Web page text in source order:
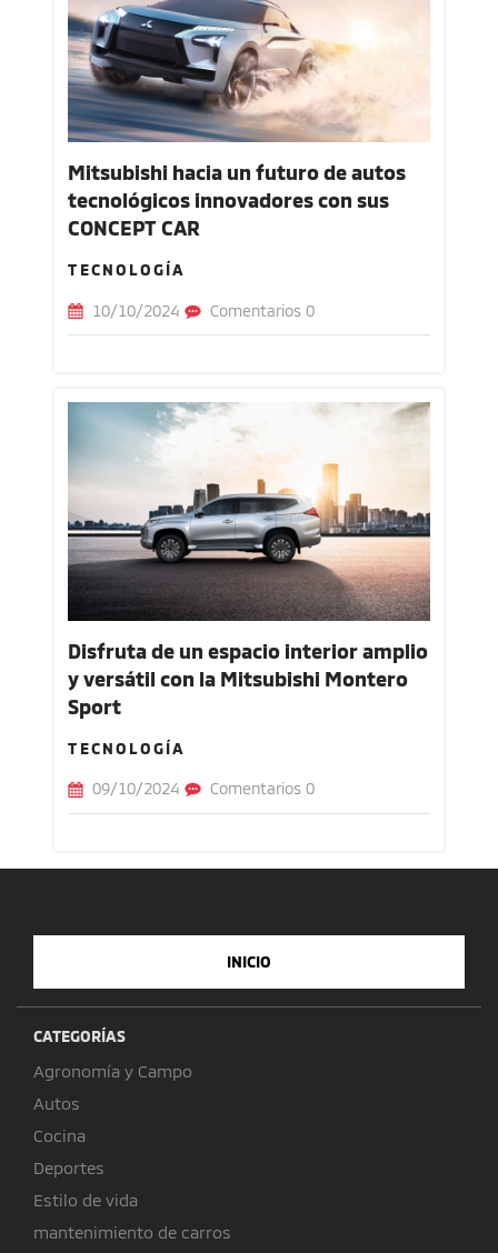
Mitsubishi hacia un futuro de autos
tecnológicos innovadores con sus
CONCEPT CAR
TECNOLOGÍA
10/10/2024 Comentarios 0
Disfruta de un espacio interior amplio
y versátil con la Mitsubishi Montero
Sport
TECNOLOGÍA
09/10/2024 Comentarios 0
INICIO
CATEGORÍAS
Agronomía y Campo
Autos
Cocina
Deportes
Estilo de vida
mantenimiento de carros